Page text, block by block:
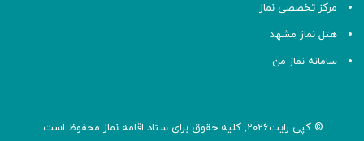
مرکز تخصصی نماز
هتل نماز مشهد
سامانه نماز من
© کپی رایت2026, کلیه حقوق برای ستاد اقامه نماز محفوظ است.